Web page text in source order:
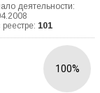
деятельности:
101
100%